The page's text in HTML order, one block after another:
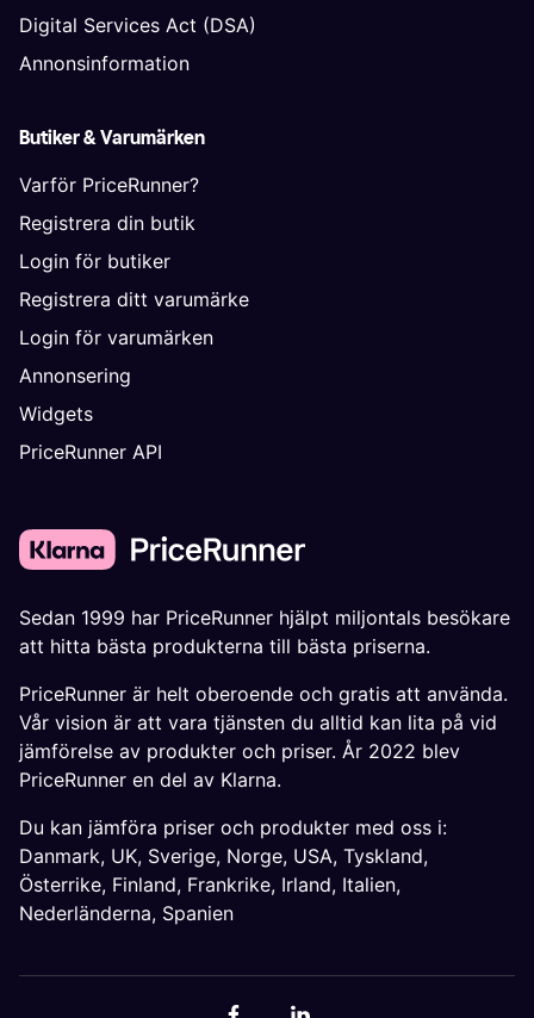
Digital Services Act (DSA)
Annonsinformation
Butiker & Varumärken
Varför PriceRunner?
Registrera din butik
Login för butiker
Registrera ditt varumärke
Login för varumärken
Annonsering
Widgets
PriceRunner API
Sedan 1999 har PriceRunner hjälpt miljontals besökare
att hitta bästa produkterna till bästa priserna.
PriceRunner är helt oberoende och gratis att använda.
Vår vision är att vara tjänsten du alltid kan lita på vid
jämförelse av produkter och priser. År 2022 blev
PriceRunner en del av Klarna.
Du kan jämföra priser och produkter med oss i:
Danmark, UK, Sverige, Norge, USA, Tyskland,
Österrike, Finland, Frankrike, Irland, Italien,
Nederländerna, Spanien